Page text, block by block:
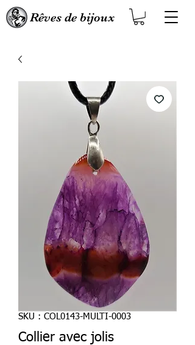
Rêves de bijoux
SKU : COL0143-MULTI-0003
Collier avec jolis